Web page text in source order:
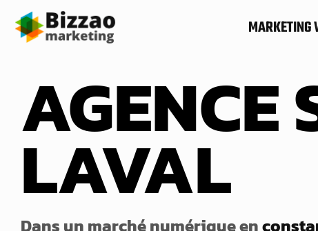
MARKETING
AGENCE
LAVAL
Dans un marché numérique en